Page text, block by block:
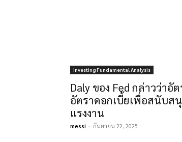
investing Fundamental Analysis
Daly ของ Fed กล่าวว่าอั
อัตราดอกเบี้ยเพื่อสนับส
แรงงาน
messi - กันยายน 22, 2025